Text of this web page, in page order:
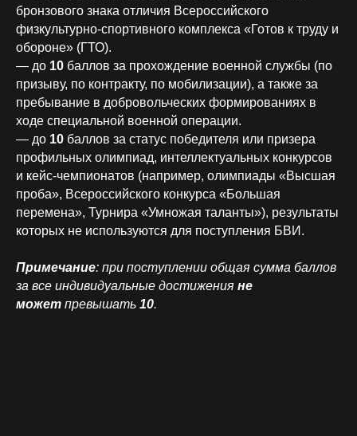
бронзового знака отличия Всероссийского
физкультурно-спортивного комплекса «Готов к труду и
обороне» (ГТО).
— до 10 баллов за прохождение военной службы (по
призыву, по контракту, по мобилизации), а также за
пребывание в добровольческих формированиях в
ходе специальной военной операции.
— до 10 баллов за статус победителя или призера
профильных олимпиад, интеллектуальных конкурсов
и кейс-чемпионатов (например, олимпиады «Высшая
проба», Всероссийского конкурса «Большая
перемена», Турнира «Умножая таланты»), результаты
которых не используются для поступления БВИ.
Примечание: при поступлении общая сумма баллов
за все индивидуальные достижения не
может превышать 10.